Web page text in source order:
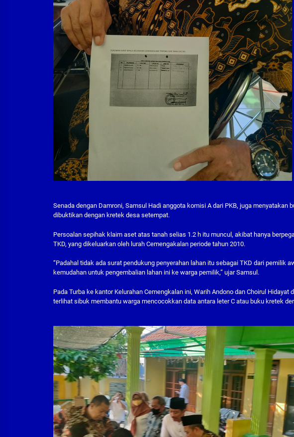
Senada dengan Damroni, Samsul Hadi anggota komisi A dari PKB, juga
dibuktikan dengan kretek desa setempat.
Persoalan sepihak klaim aset atas tanah selias 1.2 h itu muncul, akibat hanya
TKD, yang dikeluarkan oleh lurah Cemengakalan periode tahun 2010.
“Padahal tidak ada surat pendukung penyerahan lahan itu sebagai TKD dari pemilik
kemudahan untuk pengembalian lahan ini ke warga pemilik,” ujar Samsul.
Pada Turba ke kantor Kelurahan Cemengkalan ini, Warih Andono dan Choirul Hidayat
terlihat sibuk membantu warga mencocokkan data antara leter C atau buku kretek